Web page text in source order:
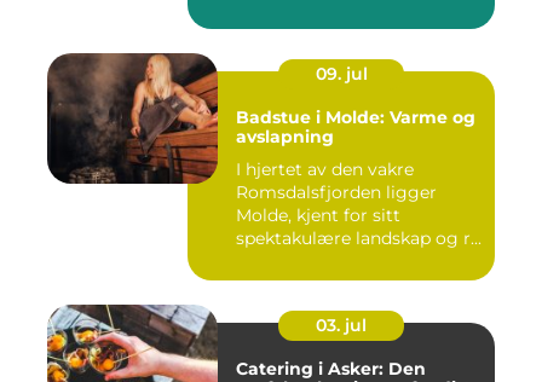
09. jul
Badstue i Molde: Varme og
avslapning
I hjertet av den vakre
Romsdalsfjorden ligger
Molde, kjent for sitt
spektakulære landskap og r...
03. jul
Catering i Asker: Den